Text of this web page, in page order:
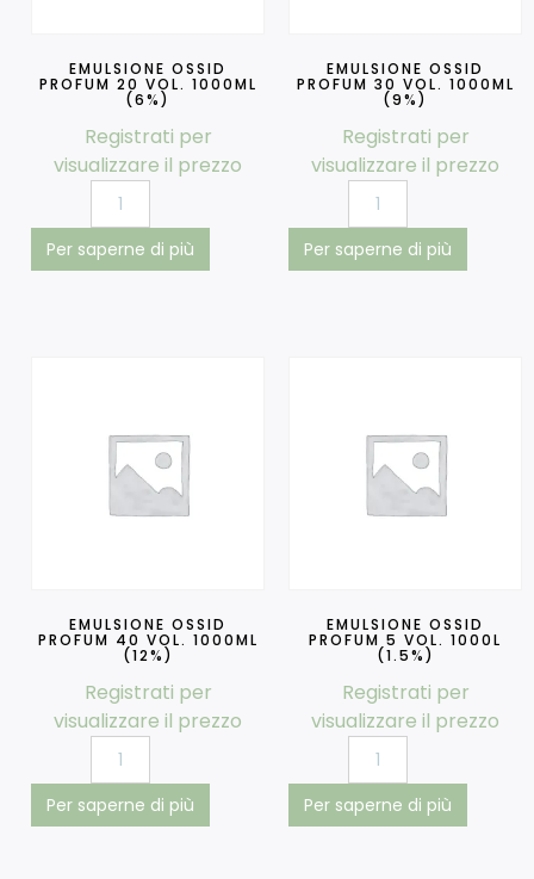
EMULSIONE OSSID
PROFUM 20 VOL. 1000ML
(6%)
Registrati per
visualizzare il prezzo
Per saperne di più
EMULSIONE OSSID
PROFUM 30 VOL. 1000ML
(9%)
Registrati per
visualizzare il prezzo
Per saperne di più
EMULSIONE OSSID
PROFUM 40 VOL. 1000ML
(12%)
Registrati per
visualizzare il prezzo
Per saperne di più
EMULSIONE OSSID
PROFUM 5 VOL. 1000L
(1.5%)
Registrati per
visualizzare il prezzo
Per saperne di più